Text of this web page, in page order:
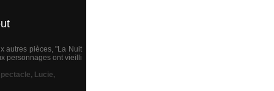
autres pièces, "La Nuit
personnages ont vieilli
, Lucie,